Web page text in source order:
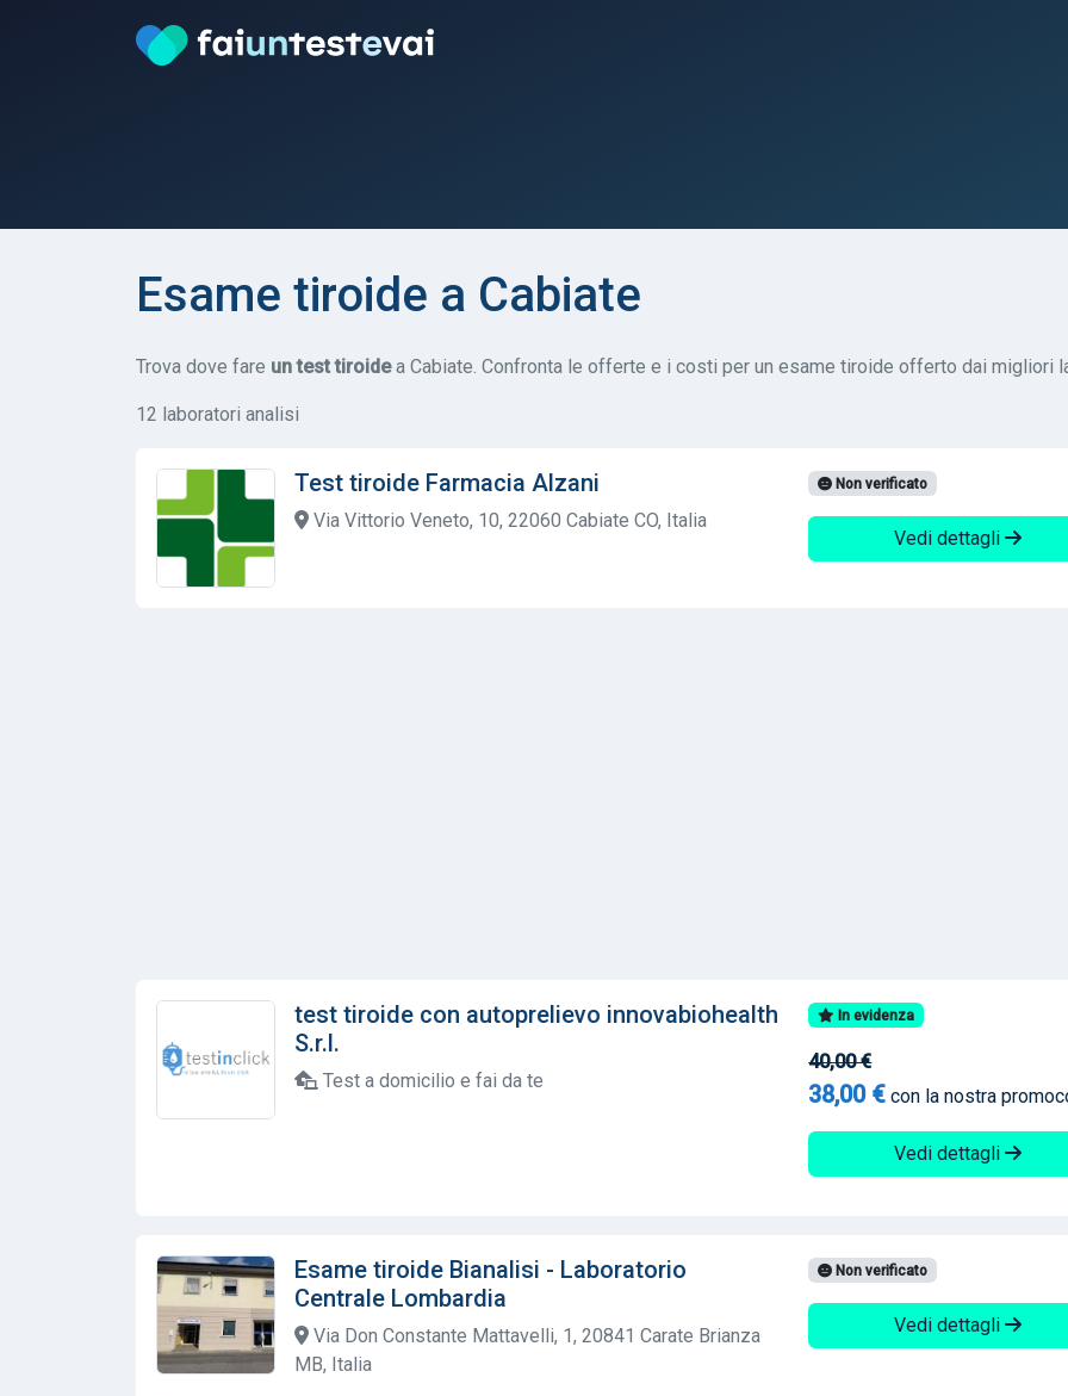
Esame tiroide a Cabiate
Trova dove fare un test tiroidea Cabiate. Confronta le offerte e i costi per un esame tiroide offerto dai migliori
12 laboratori analisi
Test tiroide Farmacia Alzani
Via Vittorio Veneto, 10, 22060 Cabiate CO, Italia
Non verificato
Vedi dettagli
test tiroide con autoprelievo innovabiohealth
S.r.l.
Test a domicilio e fai da te
In evidenza
40,00 €
38,00 € con la nostra
Vedi dettagli
Esame tiroide Bianalisi - Laboratorio
Centrale Lombardia
Via Don Constante Mattavelli, 1, 20841 Carate Brianza
MB, Italia
Non verificato
Vedi dettagli